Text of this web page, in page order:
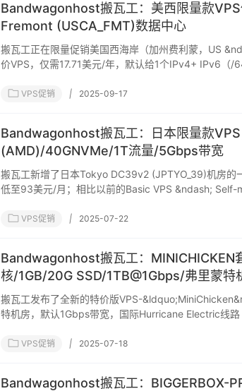
Bandwagonhost搬瓦工：美西限量款
Fremont (USCA_FMT)数据中心
搬瓦工正在限量促销美国西海岸（加州费利蒙，US
价VPS，仅需17.71美元/年，默认给1个IPv4+ IPv6（/
VPS促销 | 2025-09-17
Bandwagonhost搬瓦工：日本限量款
(AMD)/40GNVMe/1T流量/5Gbps带宽
搬瓦工新增了日本Tokyo DC39v2 (JPTYO_39)机房的
低至93美元/月；相比以前的Basic VPS &ndash;
VPS促销 | 2025-07-22
Bandwagonhost搬瓦工：MINICHICKEN
核/1GB/20G SSD/1TB@1Gbps/弗里蒙特
搬瓦工发布了全新的特价版VPS-
特机房，默认1Gbps带宽，国际Hurricane Electric线
VPS促销 | 2025-07-18
Bandwagonhost搬瓦工：BIGGERBOX-